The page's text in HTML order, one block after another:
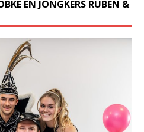
EN JONGKERS RUBEN &